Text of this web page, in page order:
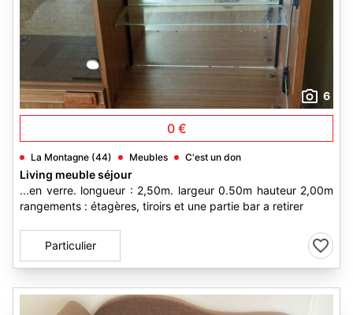
6
0 €
La Montagne (44) Meubles C'est un don
Living meuble séjour
...en verre. longueur : 2,50m. largeur 0.50m hauteur 2,00m
rangements : étagères, tiroirs et une partie bar a retirer
Particulier